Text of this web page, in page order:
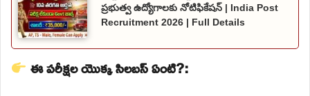
ప్రభుత్వ ఉద్యోగాలకు నోటిఫికేషన్ | India Post
Recruitment 2026 | Full Details
ఈ పరీక్షల యొక్క సిలబస్ ఏంటి?: